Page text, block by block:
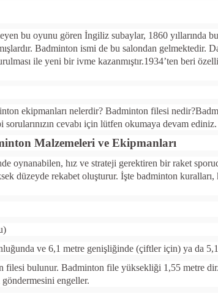
bu oyunu gören İngiliz subaylar, 1860 yıllarında
Badminton ismi de bu salondan gelmektedir.
ile yeni bir ivme kazanmıştır.1934’ten beri
ekipmanları nelerdir? Badminton filesi
cevabı için lütfen okumaya devam ediniz.
Malzemeleri ve Ekipmanları
oynanabilen, hız ve strateji gerektiren bir raket
düzeyde rekabet oluşturur. İşte badminton
ve 6,1 metre genişliğinde (çiftler için) ya da
filesi bulunur. Badminton file yüksekliği 1,55 metre
engeller.